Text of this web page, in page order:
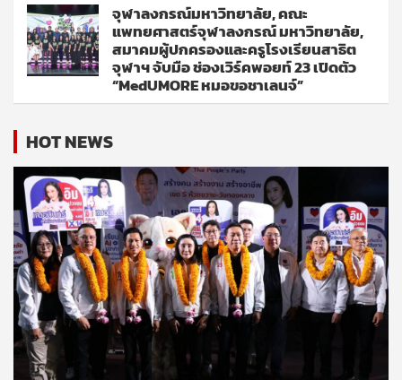
จุฬาลงกรณ์มหาวิทยาลัย, คณะ
แพทยศาสตร์จุฬาลงกรณ์ มหาวิทยาลัย,
สมาคมผู้ปกครองและครูโรงเรียนสาธิต
จุฬาฯ จับมือ ช่องเวิร์คพอยท์ 23 เปิดตัว
“MedUMORE หมอขอชาเลนจ์”
HOT NEWS